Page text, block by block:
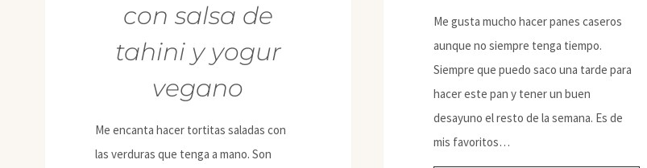
con salsa de
tahini y yogur
vegano
Me encanta hacer tortitas saladas con
las verduras que tenga a mano. Son
Me gusta mucho hacer panes caseros
aunque no siempre tenga tiempo.
Siempre que puedo saco una tarde para
hacer este pan y tener un buen
desayuno el resto de la semana. Es de
mis favoritos…